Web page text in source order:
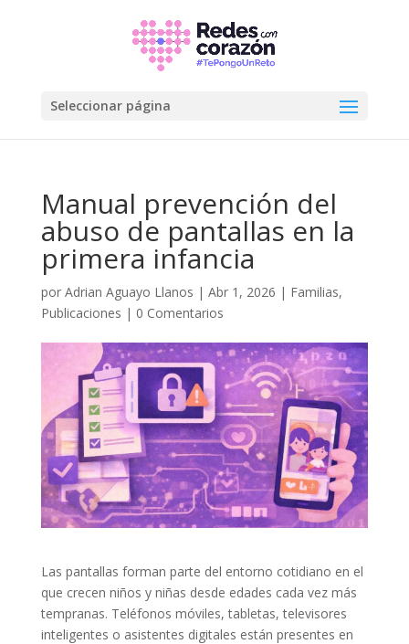
Seleccionar página
Manual prevención del
abuso de pantallas en la
primera infancia
por Adrian Aguayo Llanos | Abr 1, 2026 | Familias,
Publicaciones | 0 Comentarios
Las pantallas forman parte del entorno cotidiano en el
que crecen niños y niñas desde edades cada vez más
tempranas. Teléfonos móviles, tabletas, televisores
inteligentes o asistentes digitales están presentes en